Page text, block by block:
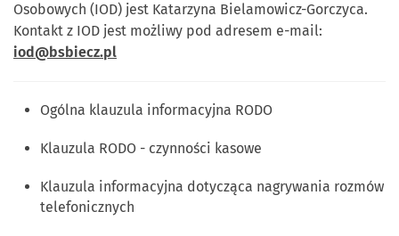
Osobowych (IOD) jest Katarzyna Bielamowicz-Gorczyca.
Kontakt z IOD jest możliwy pod adresem e-mail:
iod@bsbiecz.pl
Ogólna klauzula informacyjna RODO
Klauzula RODO - czynności kasowe
Klauzula informacyjna dotycząca nagrywania rozmów
telefonicznych